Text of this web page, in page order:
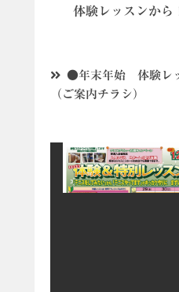
体験レッスンから
●年末年始 体験レ
（ご案内チラシ）